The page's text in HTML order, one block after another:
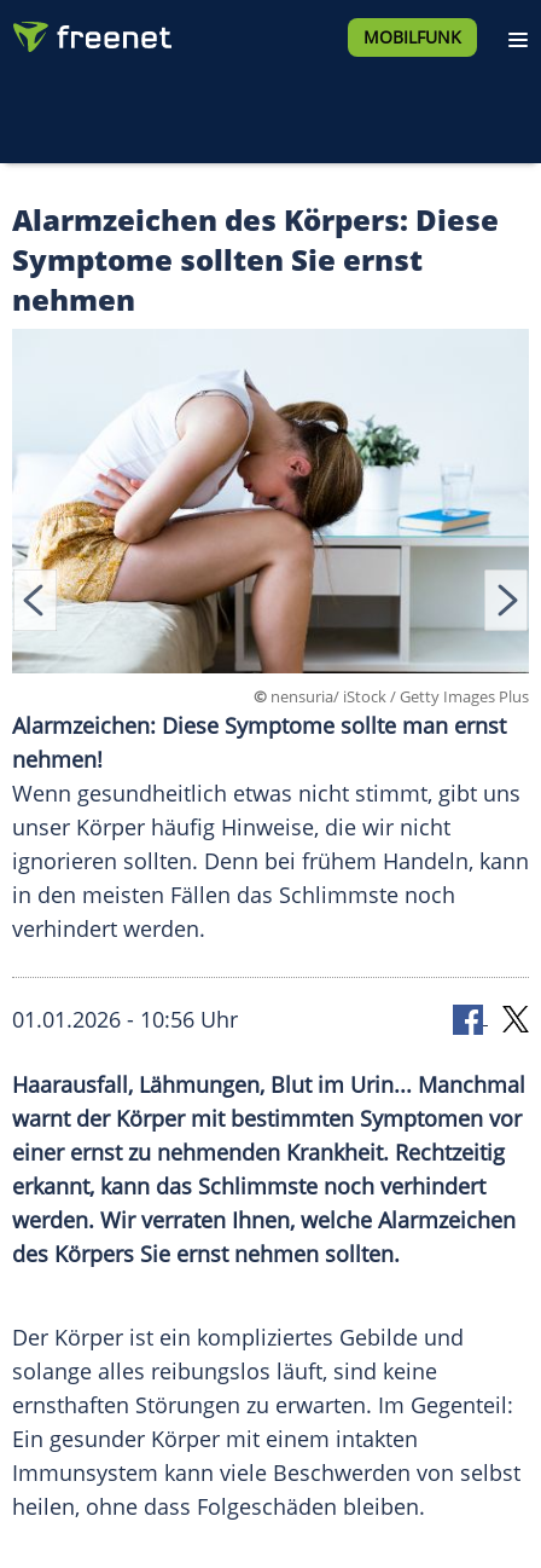
MOBILFUNK
Alarmzeichen des Körpers: Diese
Symptome sollten Sie ernst
nehmen
© nensuria/ iStock / Getty Images Plus
Alarmzeichen: Diese Symptome sollte man ernst
nehmen!
Wenn gesundheitlich etwas nicht stimmt, gibt uns
unser Körper häufig Hinweise, die wir nicht
ignorieren sollten. Denn bei frühem Handeln, kann
in den meisten Fällen das Schlimmste noch
verhindert werden.
01.01.2026 - 10:56 Uhr
Haarausfall, Lähmungen, Blut im Urin... Manchmal
warnt der Körper mit bestimmten Symptomen vor
einer ernst zu nehmenden Krankheit. Rechtzeitig
erkannt, kann das Schlimmste noch verhindert
werden. Wir verraten Ihnen, welche Alarmzeichen
des Körpers Sie ernst nehmen sollten.
Der Körper ist ein kompliziertes Gebilde und
solange alles reibungslos läuft, sind keine
ernsthaften Störungen zu erwarten. Im Gegenteil:
Ein gesunder Körper mit einem intakten
Immunsystem kann viele Beschwerden von selbst
heilen, ohne dass Folgeschäden bleiben.